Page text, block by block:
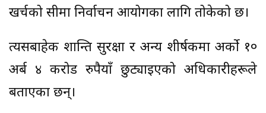
खर्चको सीमा निर्वाचन आयोगका लागि तोकेको छ।
त्यसबाहेक शान्ति सुरक्षा र अन्य शीर्षकमा अर्को १०
अर्ब ४ करोड रुपैयाँ छुट्याइएको अधिकारीहरूले
बताएका छन्।